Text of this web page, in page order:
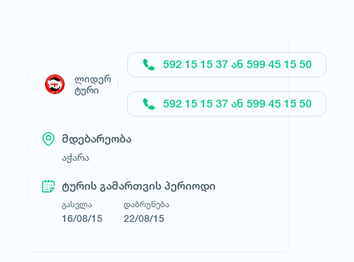
ლიდერ ტური
ლიდერ
ტური
592 15 15 37 ან 599 45 15 50
592 15 15 37 ან 599 45 15 50
მდებარეობა
აჭარა
ტურის გამართვის პერიოდი
გასვლა
16/08/15
დაბრუნება
22/08/15